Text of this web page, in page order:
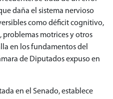
daña el sistema nervioso
como déficit cognitivo,
motrices y otros
en los fundamentos del
de Diputados expuso en
en el Senado, establece